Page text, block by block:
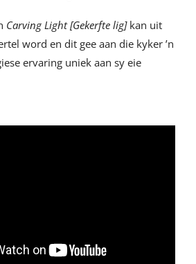
Carving Light [Gekerfte lig] kan uit
word en dit gee aan die kyker ’n
ervaring uniek aan sy eie